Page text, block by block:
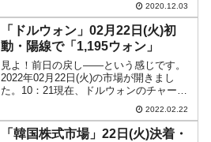
『Investing.com』より引用）。KOSPIは
さらに上昇しています。現在のところ
「...
2020.12.03
「ドルウォン」02月22日(火)初
動・陽線で「1,195ウォン」
見よ！前日の戻し――という感じです。
2022年02月22日(火)の市場が開きまし
た。10：21現在、ドルウォンのチャート
は以下のようになっています（チャート
は『Investing.com』より引用）。まず、
前日のものスゴい下ヒゲをご覧くださ...
2022.02.22
「韓国株式市場」22日(火)決着・